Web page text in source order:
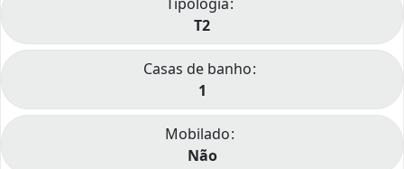
T2
Casas de banho
1
Mobilado
Não